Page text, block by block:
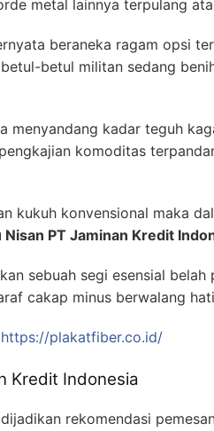
metal lainnya terpulang
beraneka ragam opsi
betul militan sedang
menyandang kadar teguh
komoditas
kukuh konvensional maka
Nisan PT Jaminan Kredit
sebuah segi esensial
cakap minus berwalang
https://plakatfiber.co.id/
Kredit Indonesia
rekomendasi